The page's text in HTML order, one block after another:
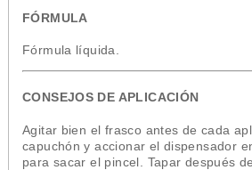
FÓRMULA
Fórmula líquida.
CONSEJOS DE APLICACIÓN
Agitar bien el frasco antes de cada
capuchón y accionar el dispensador
para sacar el pincel. Tapar después